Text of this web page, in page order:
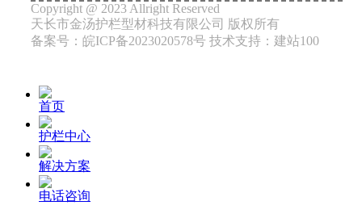
Copyright @ 2023 Allright Reserved
天长市金汤护栏型材科技有限公司 版权所有
备案号：皖ICP备2023020578号 技术支持：建站100
首页
护栏中心
解决方案
电话咨询